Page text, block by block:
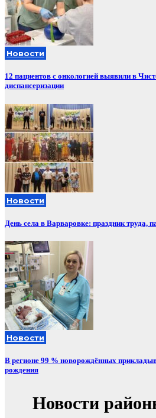
Новости
12 пациентов с онкологией выявили в
диспансеризации
Новости
День села в Варваровке: праздник труда,
Новости
В регионе 99 % новорождённых
рождения